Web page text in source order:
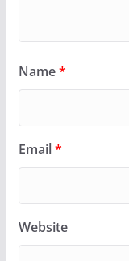
Name*
Email*
Website